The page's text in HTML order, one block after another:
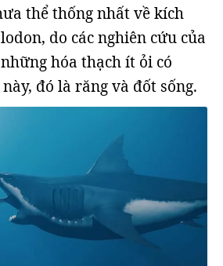
thể thống nhất về kích
do các nghiên cứu của
hóa thạch ít ỏi có
đó là răng và đốt sống.